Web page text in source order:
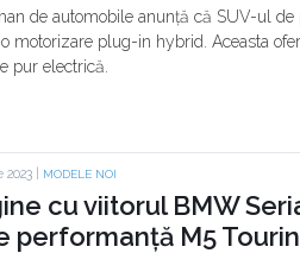
de automobile anunță că SUV-ul
motorizare plug-in hybrid. Aceasta
pur electrică.
| MODELE NOI
cu viitorul BMW
performanță M5